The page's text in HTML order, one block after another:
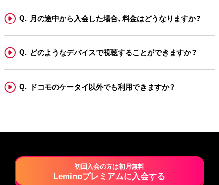
月の途中から入会した場合、料金はどうなりますか？
どのようなデバイスで視聴することができますか？
ドコモのケータイ以外でも利用できますか？
初回入会の方は初月無料
Leminoプレミアムに入会する